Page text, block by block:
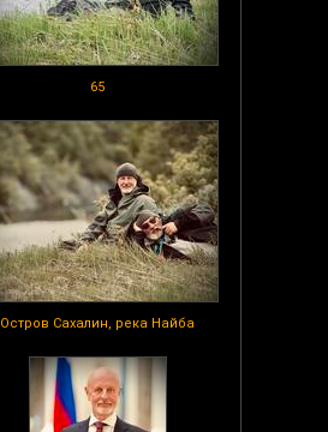
65
Остров Сахалин, река Найба